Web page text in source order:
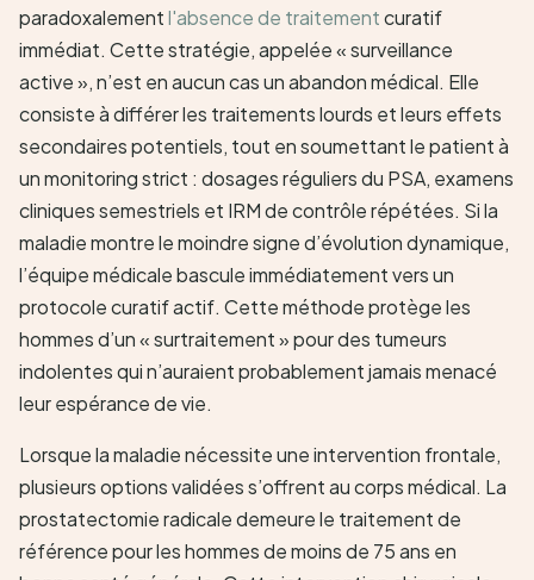
paradoxalementl'absence de traitementcuratif
immédiat. Cette stratégie, appelée « surveillance
active », n’est en aucun cas un abandon médical. Elle
consiste à différer les traitements lourds et leurs effets
secondaires potentiels, tout en soumettant le patient à
un monitoring strict : dosages réguliers du PSA, examens
cliniques semestriels et IRM de contrôle répétées. Si la
maladie montre le moindre signe d’évolution dynamique,
l’équipe médicale bascule immédiatement vers un
protocole curatif actif. Cette méthode protège les
hommes d’un « surtraitement » pour des tumeurs
indolentes qui n’auraient probablement jamais menacé
leur espérance de vie.
Lorsque la maladie nécessite une intervention frontale,
plusieurs options validées s’offrent au corps médical. La
prostatectomie radicale demeure le traitement de
référence pour les hommes de moins de 75 ans en